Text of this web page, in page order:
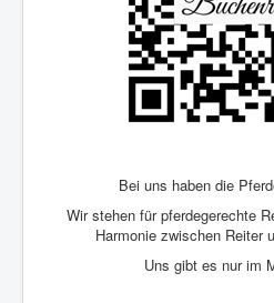
Bei uns haben die
Wir stehen für pferdegerechte
Harmonie zwischen Reiter
Uns gibt es nur im